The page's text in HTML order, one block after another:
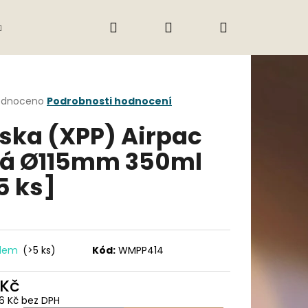
Obchodní podmínky
Přihlášení
Podrobnosti hodnocení
(XPP) Airpac
Ø115mm 350ml
ks]
(>5 ks) Kód: WMPP414
Kč bez DPH
Následující